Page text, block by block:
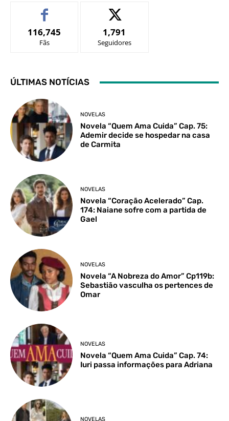
116,745
Fãs
1,791
Seguidores
ÚLTIMAS NOTÍCIAS
NOVELAS
Novela “Quem Ama Cuida” Cap. 75:
Ademir decide se hospedar na casa
de Carmita
NOVELAS
Novela “Coração Acelerado” Cap.
174: Naiane sofre com a partida de
Gael
NOVELAS
Novela “A Nobreza do Amor” Cp119b:
Sebastião vasculha os pertences de
Omar
NOVELAS
Novela “Quem Ama Cuida” Cap. 74:
Iuri passa informações para Adriana
NOVELAS